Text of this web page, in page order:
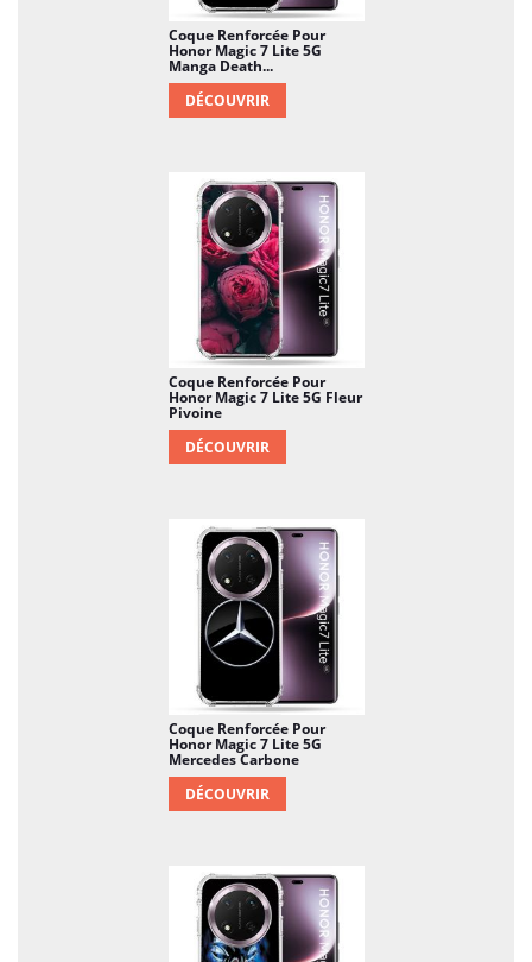
Coque Renforcée Pour
Honor Magic 7 Lite 5G
Manga Death...
DÉCOUVRIR
Coque Renforcée Pour
Honor Magic 7 Lite 5G Fleur
Pivoine
DÉCOUVRIR
Coque Renforcée Pour
Honor Magic 7 Lite 5G
Mercedes Carbone
DÉCOUVRIR